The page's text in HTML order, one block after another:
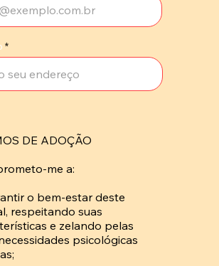
DE ADOÇÃO
me a:
o bem-estar deste
respeitando suas
e zelando pelas
psicológicas